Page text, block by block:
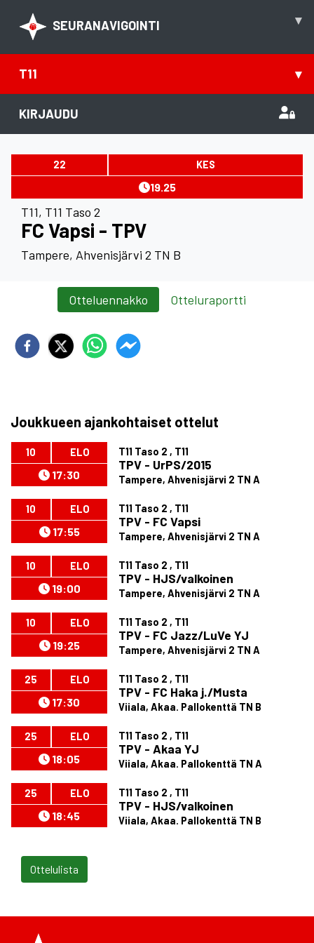
SEURANAVIGOINTI ▾
T11 ▾
KIRJAUDU
22 KES
19.25
T11, T11 Taso 2
FC Vapsi - TPV
Tampere, Ahvenisjärvi 2 TN B
Otteluennakko Otteluraportti
Joukkueen ajankohtaiset ottelut
10 ELO
17:30
T11 Taso 2 , T11
TPV - UrPS/2015
Tampere, Ahvenisjärvi 2 TN A
10 ELO
17:55
T11 Taso 2 , T11
TPV - FC Vapsi
Tampere, Ahvenisjärvi 2 TN A
10 ELO
19:00
T11 Taso 2 , T11
TPV - HJS/valkoinen
Tampere, Ahvenisjärvi 2 TN A
10 ELO
19:25
T11 Taso 2 , T11
TPV - FC Jazz/LuVe YJ
Tampere, Ahvenisjärvi 2 TN A
25 ELO
17:30
T11 Taso 2 , T11
TPV - FC Haka j./Musta
Viiala, Akaa. Pallokenttä TN B
25 ELO
18:05
T11 Taso 2 , T11
TPV - Akaa YJ
Viiala, Akaa. Pallokenttä TN A
25 ELO
18:45
T11 Taso 2 , T11
TPV - HJS/valkoinen
Viiala, Akaa. Pallokenttä TN B
Ottelulista